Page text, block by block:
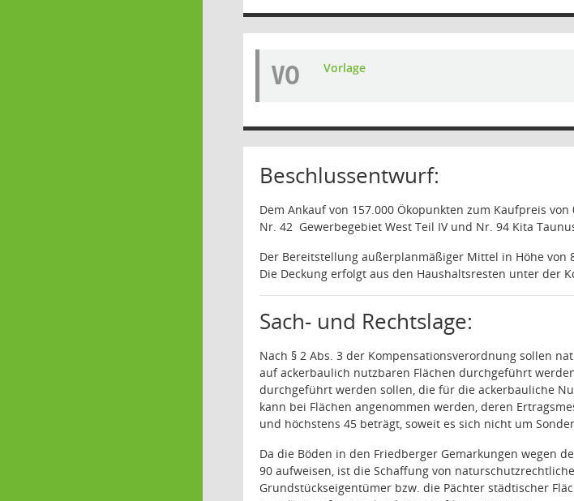
VO Vorlage
Beschlussentwurf:
Dem Ankauf von 157.000 Ökopunkten zum Kaufpreis
Nr. 42 Gewerbegebiet West Teil IV und Nr. 94 Kita
Der Bereitstellung außerplanmäßiger Mittel in Höhe von
Die Deckung erfolgt aus den Haushaltsresten unter der
Sach- und Rechtslage:
Nach § 2 Abs. 3 der Kompensationsverordnung sollen
auf ackerbaulich nutzbaren Flächen durchgeführt
durchgeführt werden sollen, die für die ackerbauliche
kann bei Flächen angenommen werden, deren
und höchstens 45 beträgt, soweit es sich nicht um
Da die Böden in den Friedberger Gemarkungen wegen
90 aufweisen, ist die Schaffung von
Grundstückseigentümer bzw. die Pächter städtischer